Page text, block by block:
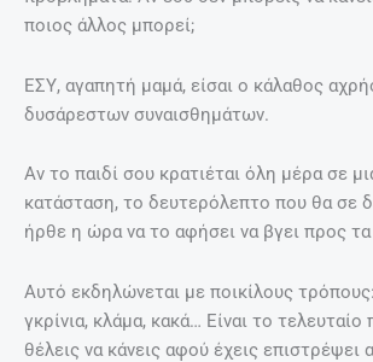
ποιος άλλος μπορεί;
ΕΣΥ, αγαπητή μαμά, είσαι ο κάλαθος
δυσάρεστων συναισθημάτων.
Αν το παιδί σου κρατιέται όλη μέρα σε
κατάσταση, το δευτερόλεπτο που θα σε
ήρθε η ώρα να το αφήσει να βγει προς
Αυτό εκδηλώνεται με ποικίλους
γκρίνια, κλάμα, κακά… Είναι το
θέλεις να κάνεις αφού έχεις επιστρέψει